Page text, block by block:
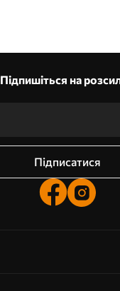
Підпишіться на
Підписатися